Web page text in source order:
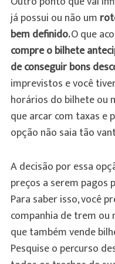
já possui ou não um
bem definido.O que
compre o bilhete
de conseguir bons
imprevistos e você
horários do bilhete ou
que arcar com taxas e
opção não saia tão
A decisão por essa
preços a serem pagos
Para saber isso, você
companhia de trem
que também vende
Pesquise o percurso